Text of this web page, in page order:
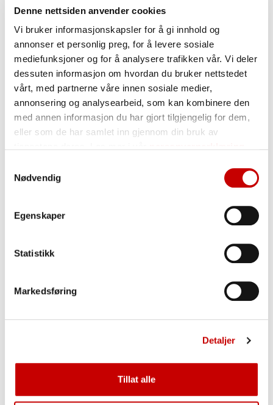
Denne nettsiden anvender cookies
Vi bruker informasjonskapsler for å gi innhold og
annonser et personlig preg, for å levere sosiale
mediefunksjoner og for å analysere trafikken vår. Vi deler
dessuten informasjon om hvordan du bruker nettstedet
vårt, med partnerne våre innen sosiale medier,
annonsering og analysearbeid, som kan kombinere den
med annen informasjon du har gjort tilgjengelig for dem,
eller som de har samlet inn gjennom din bruk av
Nødvendig
Egenskaper
Statistikk
Markedsføring
Detaljer
Tillat alle
enumettede fettsyrer
flerumettede fettsyrer
Karbohydrater
herav:
sukkerarter
Kostfiber
2,6 g
Protein
8,5 g
Oppbevaring
Tørt og kjølig, godt adskilt fra varer med sterk
lukt
Med dette produktet får du nok til en langpanne